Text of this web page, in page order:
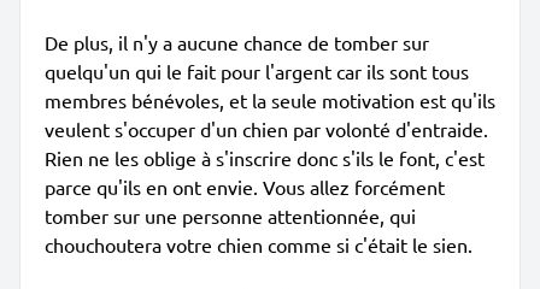
De plus, il n'y a aucune chance de tomber sur
quelqu'un qui le fait pour l'argent car ils sont tous
membres bénévoles, et la seule motivation est qu'ils
veulent s'occuper d'un chien par volonté d'entraide.
Rien ne les oblige à s'inscrire donc s'ils le font, c'est
parce qu'ils en ont envie. Vous allez forcément
tomber sur une personne attentionnée, qui
chouchoutera votre chien comme si c'était le sien.